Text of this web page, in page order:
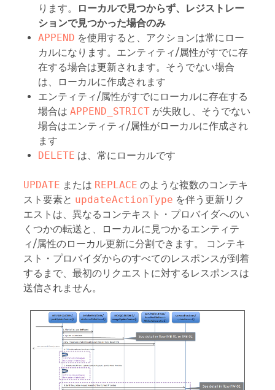
ります。
ローカルで見つからず、レジストレー
ションで見つかった場合のみ
APPEND を使用すると、アクションは常にロー
カルになります。エンティティ/属性がすでに存
在する場合は更新されます。そうでない場合
は、ローカルに作成されます
エンティティ/属性がすでにローカルに存在する
場合は APPEND_STRICTが失敗し、そうでない
場合はエンティティ/属性がローカルに作成され
ます
DELETE は、常にローカルです
UPDATE または REPLACE のような複数のコンテキ
スト要素と updateActionType を伴う更新リク
エストは、異なるコンテキスト・プロバイダへのい
くつかの転送と、ローカルに見つかるエンティテ
ィ/属性のローカル更新に分割できます。 コンテキ
スト・プロバイダからのすべてのレスポンスが到着
するまで、最初のリクエストに対するレスポンスは
送信されません。